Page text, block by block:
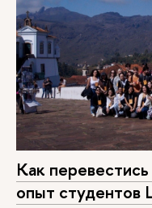
Городское развитие и
управление
Современный
социальный анализ
Как
опыт студентов